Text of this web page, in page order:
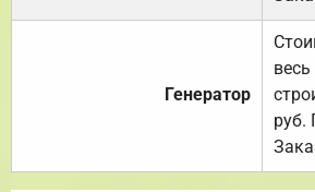
Генератор
руб.